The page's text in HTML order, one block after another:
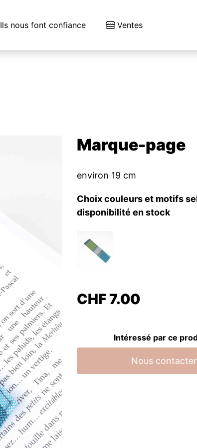
Ils nous font confiance Ventes
Marque-page
environ 19 cm
Choix couleurs et motifs
disponibilité en stock
CHF7.00
Intéressé par ce
Nous contacter